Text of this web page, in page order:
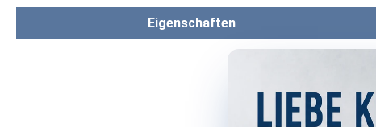
Eigenschaften
Serie: